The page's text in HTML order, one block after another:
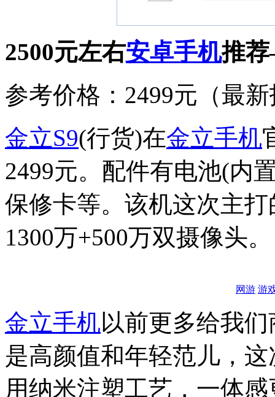
2500元左右安卓手机推
参考价格：2499元（最
金立S9(行货)在金立手机
2499元。配件有电池(内
保修卡等。该机这次主
1300万+500万双摄像头。
网游 游
金立手机以前更多给我
是高颜值和年轻范儿，这
用纳米注塑工艺，一体